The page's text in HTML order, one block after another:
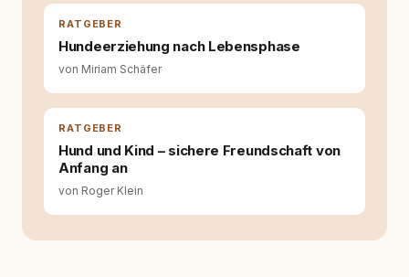
Inhalte so aufbereiten, dass sie verständlich,
fundiert und für unsere Leser wirklich
entstehen dort, wo Information,
Hinterfragen zusammenkommen. Mit meinen
Texten möchte ich genau dazu beitragen.
RATGEBER
Hundeerziehung nach Lebensphase
von Miriam Schäfer
RATGEBER
Hund und Kind – sichere Freundschaft von
Anfang an
von Roger Klein